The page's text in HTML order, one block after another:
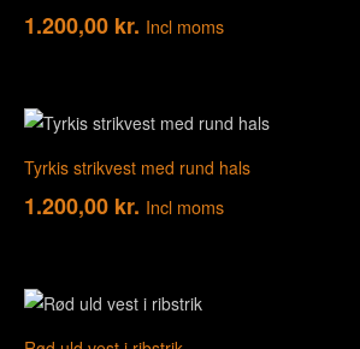
1.200,00 kr. Incl moms
Tyrkis strikvest med rund hals
1.200,00 kr. Incl moms